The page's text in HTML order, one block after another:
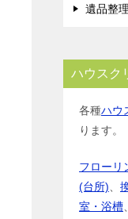
遺品整理
ハウスク
各種ハウ
ります。
フローリ
(台所)
室・浴槽